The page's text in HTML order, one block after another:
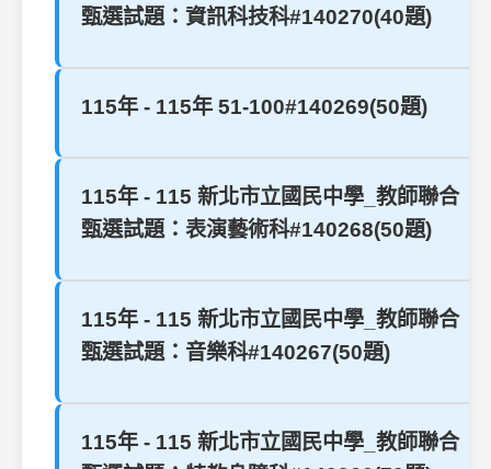
甄選試題：資訊科技科#140270(40題)
115年 - 115年 51-100#140269(50題)
115年 - 115 新北市立國民中學_教師聯合
甄選試題：表演藝術科#140268(50題)
115年 - 115 新北市立國民中學_教師聯合
甄選試題：音樂科#140267(50題)
115年 - 115 新北市立國民中學_教師聯合